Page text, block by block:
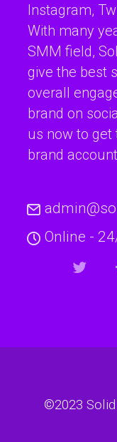
Instagram,
With many
SMM field,
give the best
overall
brand on
us now to
brand
Online -
©2023